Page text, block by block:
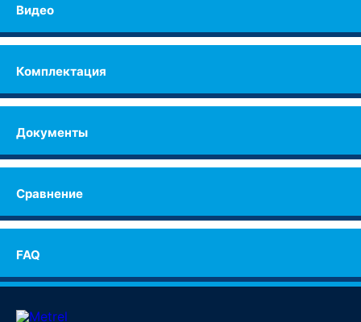
Видео
Комплектация
Документы
Сравнение
FAQ